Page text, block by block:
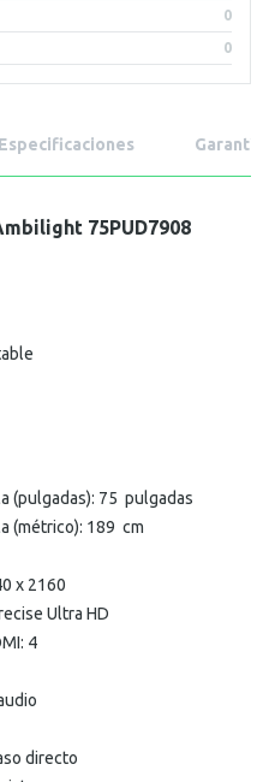
0
0
Especificaciones Garantía
75PUD7908
(pulgadas): 75 pulgadas
(métrico): 189 cm
x 2160
Ultra HD
4
directo